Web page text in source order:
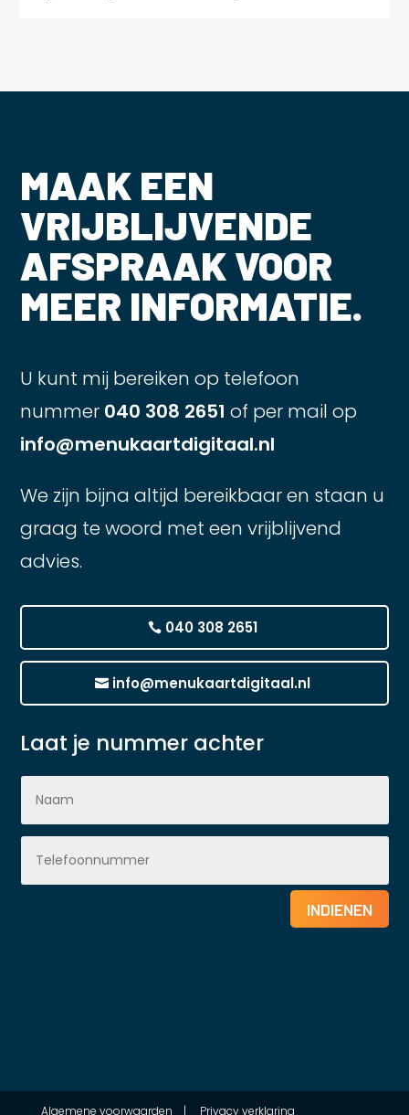
MAAK EEN
VRIJBLIJVENDE
AFSPRAAK VOOR
MEER INFORMATIE.
U kunt mij bereiken op telefoon
nummer 040 308 2651 of per mail op
info@menukaartdigitaal.nl
We zijn bijna altijd bereikbaar en staan u
graag te woord met een vrijblijvend
advies.
040 308 2651
info@menukaartdigitaal.nl
Laat je nummer achter
INDIENEN
Algemene voorwaarden | Privacy verklaring